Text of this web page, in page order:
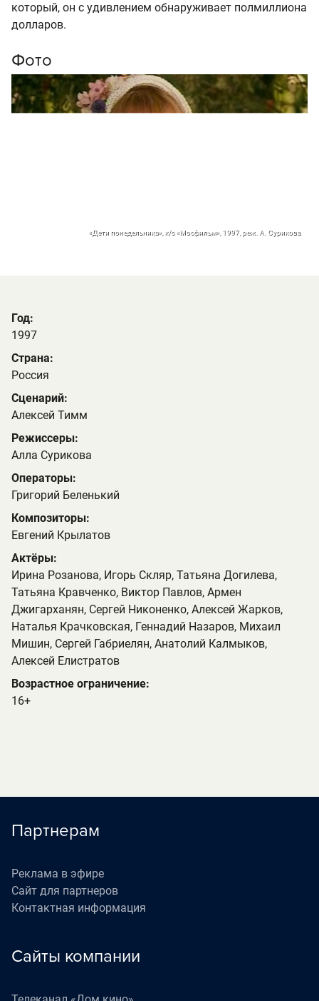
который, он с удивлением обнаруживает полмиллиона
долларов.
Фото
«Дети понедельника», к/с «Мосфильм», 1997, реж. А. Сурикова
Год:
1997
Страна:
Россия
Сценарий:
Алексей Тимм
Режиссеры:
Алла Сурикова
Операторы:
Григорий Беленький
Композиторы:
Евгений Крылатов
Актёры:
Ирина Розанова, Игорь Скляр, Татьяна Догилева,
Татьяна Кравченко, Виктор Павлов, Армен
Джигарханян, Сергей Никоненко, Алексей Жарков,
Наталья Крачковская, Геннадий Назаров, Михаил
Мишин, Сергей Габриелян, Анатолий Калмыков,
Алексей Елистратов
Возрастное ограничение:
16+
Партнерам
Реклама в эфире
Сайт для партнеров
Контактная информация
Сайты компании